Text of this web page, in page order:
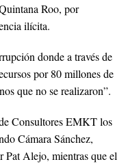
Roo, por
ilícita.
donde a través de
por 80 millones de
que no se realizaron”.
Consultores EMKT los
Cámara Sánchez,
Pat Alejo, mientras que el